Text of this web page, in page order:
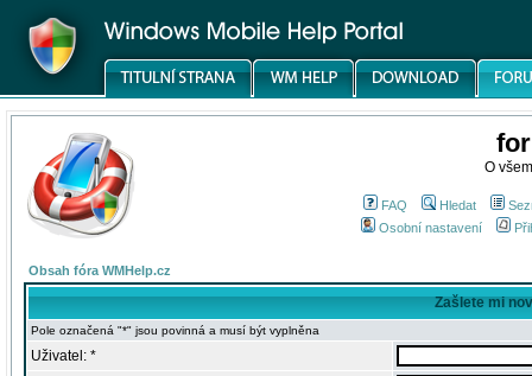
O
FAQ Hledat
Osobní nastavení
Obsah fóra WMHelp.cz
Zašlete mi
Pole označená "*" jsou povinná a musí být vyplněna
Uživatel: *